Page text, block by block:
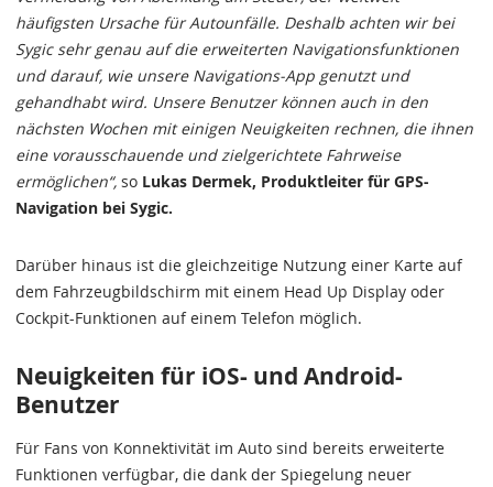
häufigsten Ursache für Autounfälle. Deshalb achten wir bei
Sygic sehr genau auf die erweiterten Navigationsfunktionen
und darauf, wie unsere Navigations-App genutzt und
gehandhabt wird. Unsere Benutzer können auch in den
nächsten Wochen mit einigen Neuigkeiten rechnen, die ihnen
eine vorausschauende und zielgerichtete Fahrweise
ermöglichen“, so Lukas Dermek, Produktleiter für GPS-
Navigation bei Sygic.
Darüber hinaus ist die gleichzeitige Nutzung einer Karte auf
dem Fahrzeugbildschirm mit einem Head Up Display oder
Cockpit-Funktionen auf einem Telefon möglich.
Neuigkeiten für iOS- und Android-
Benutzer
Für Fans von Konnektivität im Auto sind bereits erweiterte
Funktionen verfügbar, die dank der Spiegelung neuer